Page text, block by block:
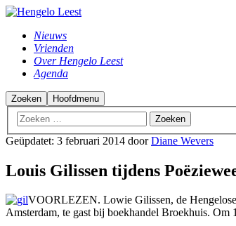
Nieuws
Vrienden
Over Hengelo Leest
Agenda
Zoeken Hoofdmenu
Geüpdatet: 3 februari 2014 doorDiane Wevers
Louis Gilissen tijdens
VOORLEZEN. Lowie Gilissen, de Hengelose
Amsterdam, te gast bij boekhandel Broekhuis. Om